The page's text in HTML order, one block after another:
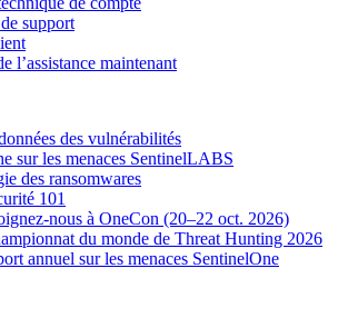
support
l’assistance maintenant
des vulnérabilités
sur les menaces SentinelLABS
des ransomwares
101
nous à OneCon (20–22 oct. 2026)
du monde de Threat Hunting 2026
annuel sur les menaces SentinelOne